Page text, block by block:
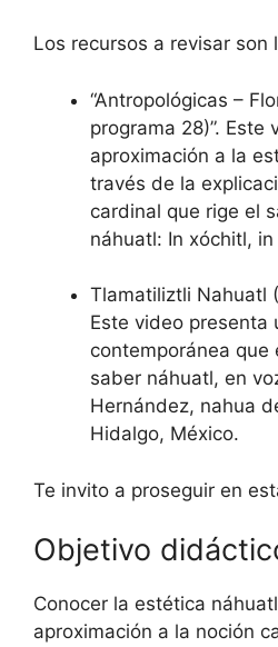
Los recursos a revisar son
“Antropológicas –
programa 28)”. Este
aproximación a la
través de la
cardinal que rige el
náhuatl: In xóchitl,
Tlamatiliztli Nahuatl
Este video presenta
contemporánea que
saber náhuatl, en
Hernández, nahua
Hidalgo, México.
Te invito a proseguir en
Objetivo
Conocer la estética
aproximación a la noción